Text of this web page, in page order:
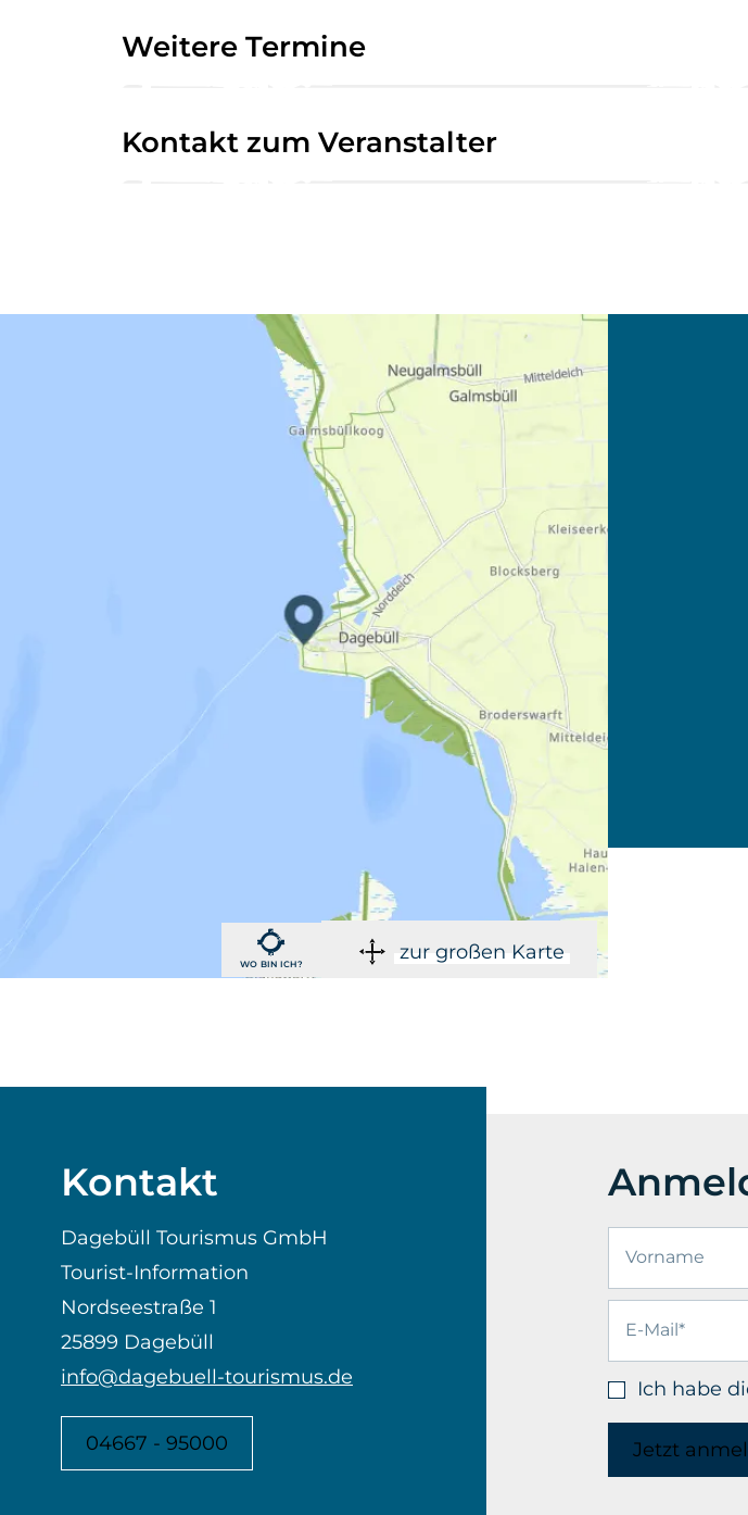
Weitere Termine
Kontakt zum Veranstalter
WO BIN ICH? zur großen Karte
Ich habe
Jetzt
Kontakt
Dagebüll Tourismus GmbH
Tourist-Information
Nordseestraße 1
25899 Dagebüll
info@dagebuell-tourismus.de
04667 - 95000